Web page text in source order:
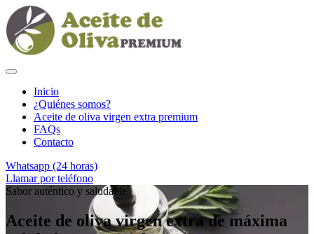
Inicio
¿Quiénes somos?
Aceite de oliva virgen extra premium
FAQs
Contacto
Whatsapp (24 horas)
Llamar por teléfono
Sabor auténtico y saludable
Aceite de oliva virgen extra de máxima